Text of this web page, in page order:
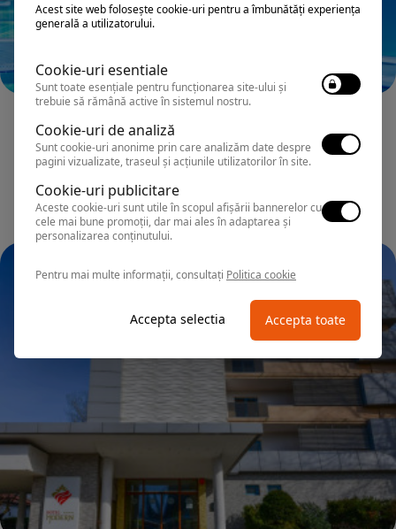
Hotel COMPLEX CLUB DUNAREA
Acest site web folosește cookie-uri pentru a îmbunătăți experiența
generală a utilizatorului.
Cookie-uri esentiale
Sunt toate esențiale pentru funcționarea site-ului și
trebuie să rămână active în sistemul nostru.
Cookie-uri de analiză
Sunt cookie-uri anonime prin care analizăm date despre
pagini vizualizate, traseul și acțiunile utilizatorilor în site.
Cookie-uri publicitare
Aceste cookie-uri sunt utile în scopul afișării bannerelor cu
cele mai bune promoții, dar mai ales în adaptarea și
personalizarea conținutului.
Pentru mai multe informații, consultați Politica cookie
Accepta selectia Accepta toate